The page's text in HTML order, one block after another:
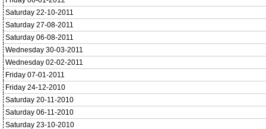
Saturday 22-10-2011
Saturday 27-08-2011
Saturday 06-08-2011
Wednesday 30-03-2011
Wednesday 02-02-2011
Friday 07-01-2011
Friday 24-12-2010
Saturday 20-11-2010
Saturday 06-11-2010
Saturday 23-10-2010